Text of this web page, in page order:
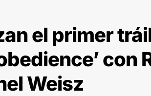
el primer
con
Weisz